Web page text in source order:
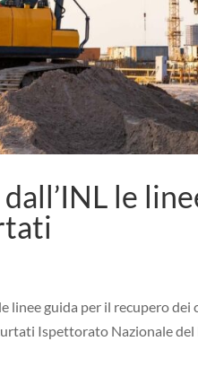
le
linee guida per il recupero
Ispettorato Nazionale